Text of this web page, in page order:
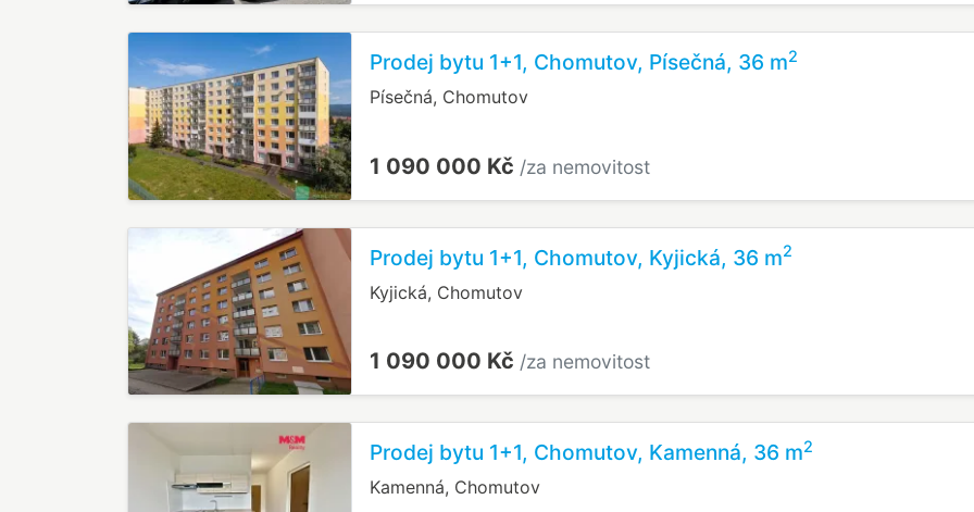
Prodej bytu 1+1, Chomutov, Písečná, 36 m2
Písečná, Chomutov
1 090 000 Kč /za nemovitost
Prodej bytu 1+1, Chomutov, Kyjická, 36 m2
Kyjická, Chomutov
1 090 000 Kč /za nemovitost
Prodej bytu 1+1, Chomutov, Kamenná, 36 m2
Kamenná, Chomutov